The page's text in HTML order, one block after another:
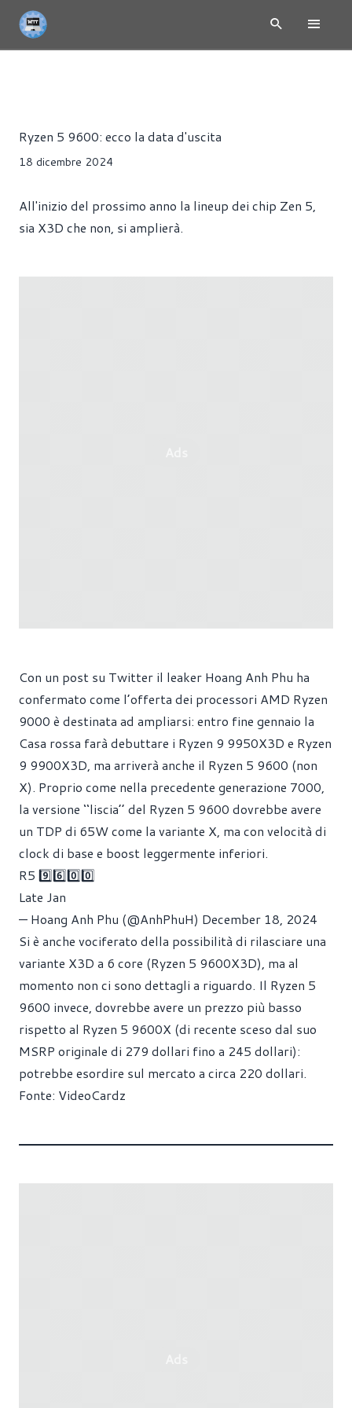
Ryzen 5 9600: ecco la data d'uscita
18 dicembre 2024
All'inizio del prossimo anno la lineup dei chip Zen 5,
sia X3D che non, si amplierà.
Con un post su Twitter il leaker Hoang Anh Phu ha
confermato come l’offerta dei processori AMD Ryzen
9000 è destinata ad ampliarsi: entro fine gennaio la
Casa rossa farà debuttare i Ryzen 9 9950X3D e Ryzen
9 9900X3D, ma arriverà anche il Ryzen 5 9600 (non
X). Proprio come nella precedente generazione 7000,
la versione ‘‘liscia’’ del Ryzen 5 9600 dovrebbe avere
un TDP di 65W come la variante X, ma con velocità di
clock di base e boost leggermente inferiori.
R5 9️⃣6️⃣0️⃣0️⃣
Late Jan
— Hoang Anh Phu (@AnhPhuH) December 18, 2024
Si è anche vociferato della possibilità di rilasciare una
variante X3D a 6 core (Ryzen 5 9600X3D), ma al
momento non ci sono dettagli a riguardo. Il Ryzen 5
9600 invece, dovrebbe avere un prezzo più basso
rispetto al Ryzen 5 9600X (di recente sceso dal suo
MSRP originale di 279 dollari fino a 245 dollari):
potrebbe esordire sul mercato a circa 220 dollari.
Fonte: VideoCardz